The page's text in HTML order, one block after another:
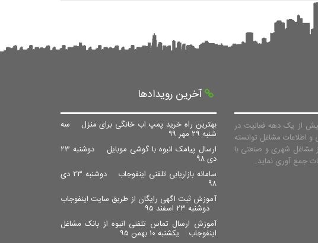
از یک دهه فعالیت در
و اطلاعات مشاغل توانسته
مشاغل شهری و صنعتی با
آخرین رویدادها
بهترین راه خرید پمپ اب خانگی برای منزل سه
شنبه ۲۹ مهر ۹۹
ارسال پیامک انبوه با گوشی موبایل
دوشنبه ۲۳
دی ۹۸
سامانه بازاریابی تلفنی اینفوجاب
دوشنبه ۲۳ دی
۹۸
آموزش ثبت اگهی رایگان از طریق سایت اینفوجاب
دوشنبه ۲۳ اسفند ۹۵
آموزش ارسال تماس تلفنی انبوه از بانک مشاغل
اینفوجاب یکشنبه ۱۰ بهمن ۹۵